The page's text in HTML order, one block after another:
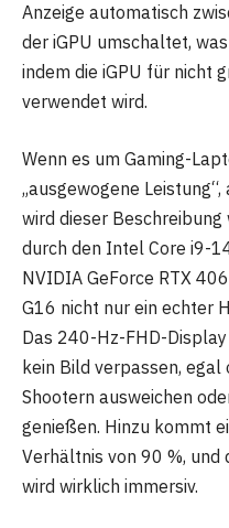
Anzeige automatisch
der iGPU umschaltet,
indem die iGPU für nicht
verwendet wird.
Wenn es um Gaming-
„ausgewogene Leistung“,
wird dieser
durch den Intel Core i9-
NVIDIA GeForce RTX
G16 nicht nur ein echter
Das 240-Hz-FHD-
kein Bild verpassen, egal
Shootern ausweichen
genießen. Hinzu kommt
Verhältnis von 90 %, und
wird wirklich immersiv.